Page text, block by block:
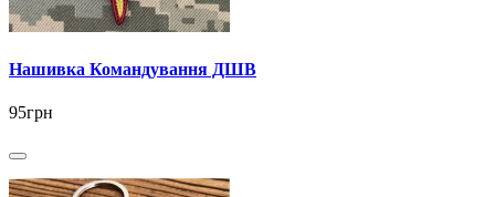
Нашивка Командування ДШВ
95грн